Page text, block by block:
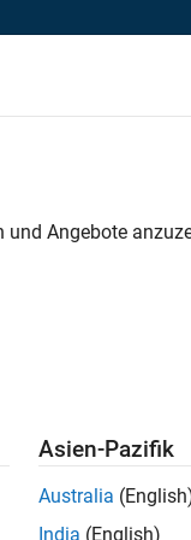
Marketing Services
. Wenn Sie
unseres
Standort, um alle
Angebote
Asien-Pazifik
Australia
India (English)